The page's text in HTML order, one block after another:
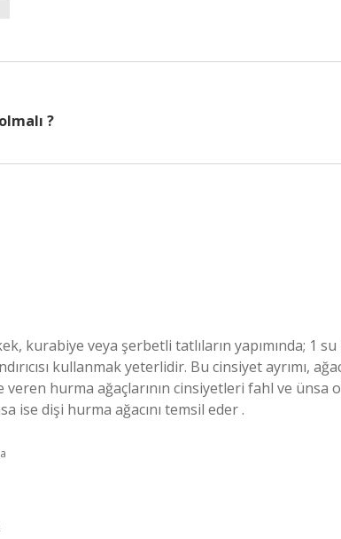
?
kurabiye veya şerbetli tatlıların yapımında; 1
kullanmak yeterlidir. Bu cinsiyet ayrımı,
hurma ağaçlarının cinsiyetleri fahl ve ünsa
ise dişi hurma ağacını temsil eder .